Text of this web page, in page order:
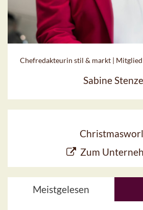
Chefredakteurin stil & markt |
Sabine
Zum
Meistgelesen